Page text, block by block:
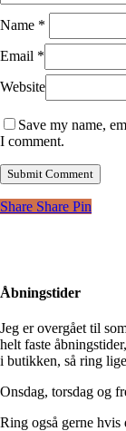
Name *
Email *
Website
Save my name,
I comment.
Share Share Pin
Åbningstider
Jeg er overgået til
helt faste
i butikken, så ring
Onsdag, torsdag og
Ring også gerne hvis